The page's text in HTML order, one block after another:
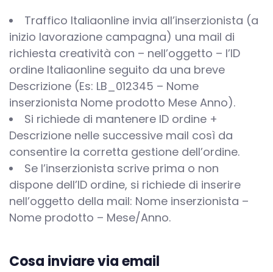
Traffico Italiaonline invia all’inserzionista (a
inizio lavorazione campagna) una mail di
richiesta creatività con – nell’oggetto – l’ID
ordine Italiaonline seguito da una breve
Descrizione (Es: LB_012345 – Nome
inserzionista Nome prodotto Mese Anno).
Si richiede di mantenere ID ordine +
Descrizione nelle successive mail così da
consentire la corretta gestione dell’ordine.
Se l’inserzionista scrive prima o non
dispone dell’ID ordine, si richiede di inserire
nell’oggetto della mail: Nome inserzionista –
Nome prodotto – Mese/Anno.
Cosa inviare via email